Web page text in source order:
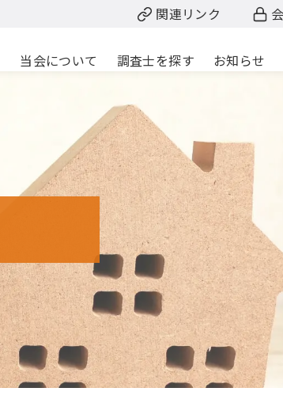
関連リンク
当会について 調査士を探す お知らせ